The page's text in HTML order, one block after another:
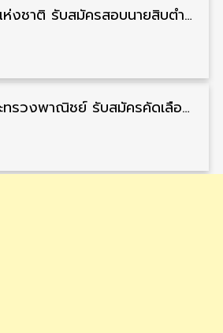
สำนักงานตำรวจแห่งชาติ รับสมัครสอบนายสิบตำรวจ วุฒิ ม.6/ปวช. 6,000 อัตรา รับสมัคร 8 – 19 สิงหาคม
สำนักงานปลัดกระทรวงพาณิชย์ รับสมัครคัดเลือกพนักงานราชการ วุฒิ ปวส./ป.ตรี 11 อัตรา รับสมัคร 10 – 21 สิงหาคม